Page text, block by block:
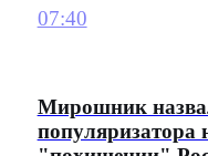
07:40
Мирошник
популяризатора